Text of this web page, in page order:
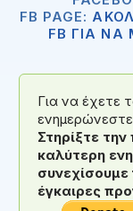
FB PAGE:
FB ΓΙΑ
Για να έχετε
Στηρίξτε
καλύτερη
έγκαιρες